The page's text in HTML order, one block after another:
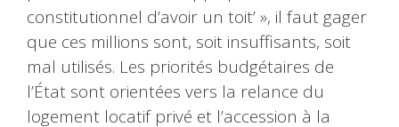
constitutionnel d’avoir un toit’ », il faut gager
que ces millions sont, soit insuffisants, soit
mal utilisés. Les priorités budgétaires de
l’État sont orientées vers la relance du
logement locatif privé et l’accession à la